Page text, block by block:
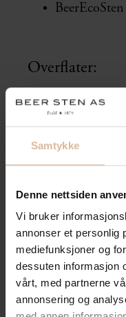
Samtykke
Denne nettsiden
Vi bruker
annonser et personlig
mediefunksjoner og
dessuten informasjon
vårt, med partnerne
annonsering og
Overflater:
-
Utførende: Agaia
Landskapsarkitekt:
Byggherre: